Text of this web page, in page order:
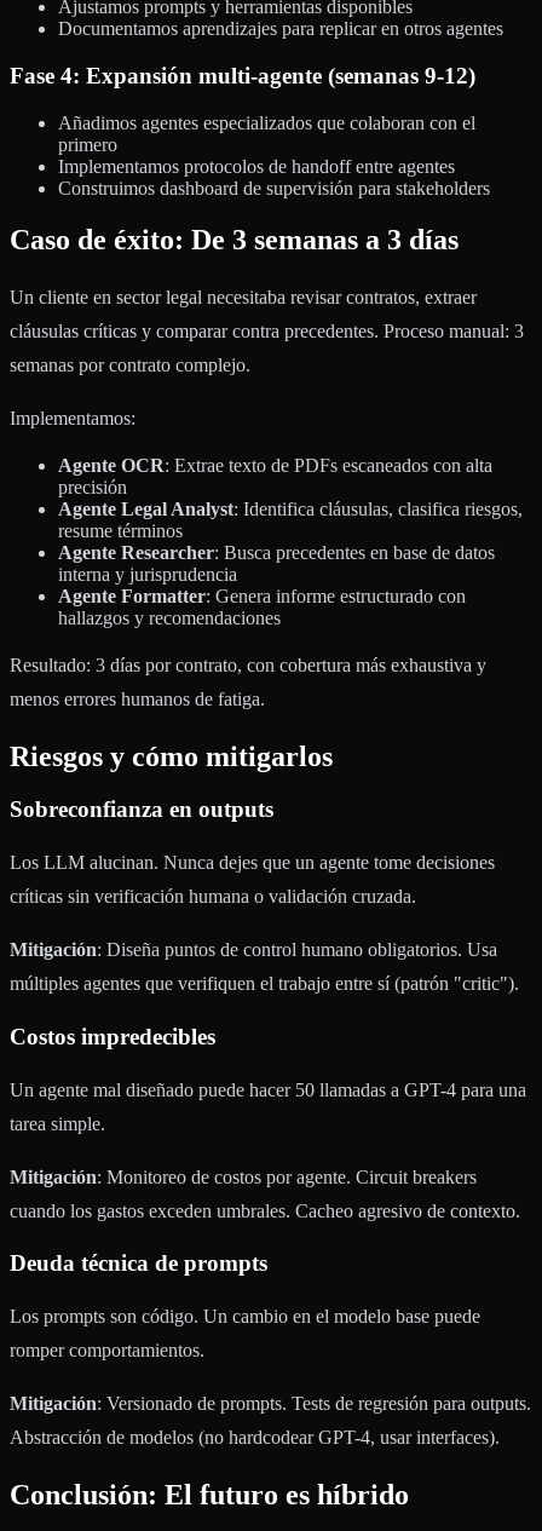
Ajustamos prompts y herramientas disponibles
Documentamos aprendizajes para replicar en otros agentes
Fase 4: Expansión multi-agente (semanas 9-12)
Añadimos agentes especializados que colaboran con el
primero
Implementamos protocolos de handoff entre agentes
Construimos dashboard de supervisión para stakeholders
Caso de éxito: De 3 semanas a 3 días
Un cliente en sector legal necesitaba revisar contratos, extraer
cláusulas críticas y comparar contra precedentes. Proceso manual: 3
semanas por contrato complejo.
Implementamos:
Agente OCR: Extrae texto de PDFs escaneados con alta
precisión
Agente Legal Analyst: Identifica cláusulas, clasifica riesgos,
resume términos
Agente Researcher: Busca precedentes en base de datos
interna y jurisprudencia
Agente Formatter: Genera informe estructurado con
hallazgos y recomendaciones
Resultado: 3 días por contrato, con cobertura más exhaustiva y
menos errores humanos de fatiga.
Riesgos y cómo mitigarlos
Sobreconfianza en outputs
Los LLM alucinan. Nunca dejes que un agente tome decisiones
críticas sin verificación humana o validación cruzada.
Mitigación: Diseña puntos de control humano obligatorios. Usa
múltiples agentes que verifiquen el trabajo entre sí (patrón "critic").
Costos impredecibles
Un agente mal diseñado puede hacer 50 llamadas a GPT-4 para una
tarea simple.
Mitigación: Monitoreo de costos por agente. Circuit breakers
cuando los gastos exceden umbrales. Cacheo agresivo de contexto.
Deuda técnica de prompts
Los prompts son código. Un cambio en el modelo base puede
romper comportamientos.
Mitigación: Versionado de prompts. Tests de regresión para outputs.
Abstracción de modelos (no hardcodear GPT-4, usar interfaces).
Conclusión: El futuro es híbrido